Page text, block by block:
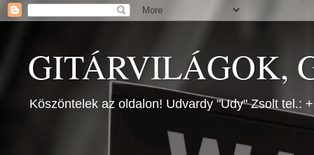
GITÁRVILÁGOK,
Köszöntelek az oldalon! Udvardy "Udy" Zsolt tel.: